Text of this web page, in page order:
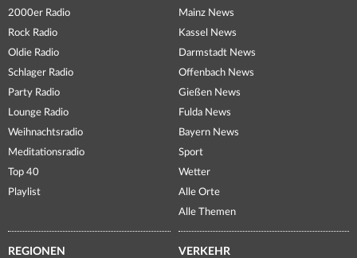
2000er Radio
Rock Radio
Oldie Radio
Schlager Radio
Party Radio
Lounge Radio
Weihnachtsradio
Meditationsradio
Top 40
Playlist
Mainz News
Kassel News
Darmstadt News
Offenbach News
Gießen News
Fulda News
Bayern News
Sport
Wetter
Alle Orte
Alle Themen
REGIONEN VERKEHR